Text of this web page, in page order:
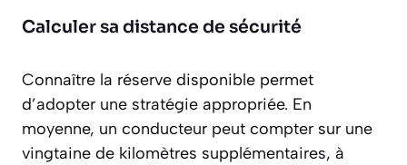
Calculer sa distance de sécurité
Connaître la réserve disponible permet
d’adopter une stratégie appropriée. En
moyenne, un conducteur peut compter sur une
vingtaine de kilomètres supplémentaires, à